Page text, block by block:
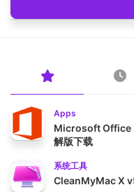
Apps
Microsoft Office
解版下载
系统工具
CleanMyMac X